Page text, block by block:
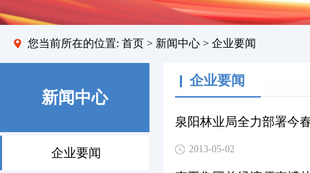
您当前所在的位置: 首页 > 新闻中心 > 企业要闻
新闻中心
企业要闻
企业要闻
泉阳林业局全力部署今
2013-05-02